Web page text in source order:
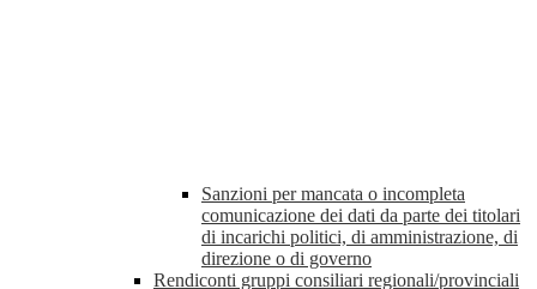
Sanzioni per mancata o incompleta
comunicazione dei dati da parte dei titolari
di incarichi politici, di amministrazione, di
direzione o di governo
Rendiconti gruppi consiliari regionali/provinciali